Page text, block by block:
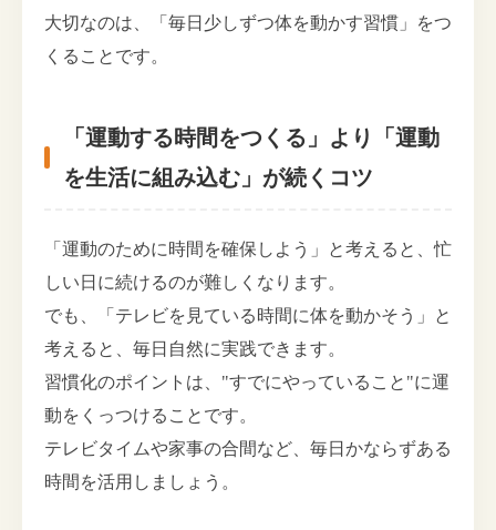
大切なのは、「毎日少しずつ体を動かす習慣」をつ
くることです。
「運動する時間をつくる」より「運動
を生活に組み込む」が続くコツ
「運動のために時間を確保しよう」と考えると、忙
しい日に続けるのが難しくなります。
でも、「テレビを見ている時間に体を動かそう」と
考えると、毎日自然に実践できます。
習慣化のポイントは、"すでにやっていること"に運
動をくっつけることです。
テレビタイムや家事の合間など、毎日かならずある
時間を活用しましょう。